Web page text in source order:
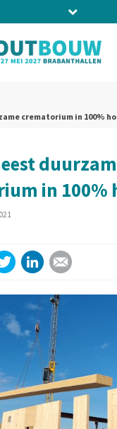
Bel ons voor info 0294 - 74
beurs@54events.nl
crematorium in 100%
in 100%
Twitter LinkedIn